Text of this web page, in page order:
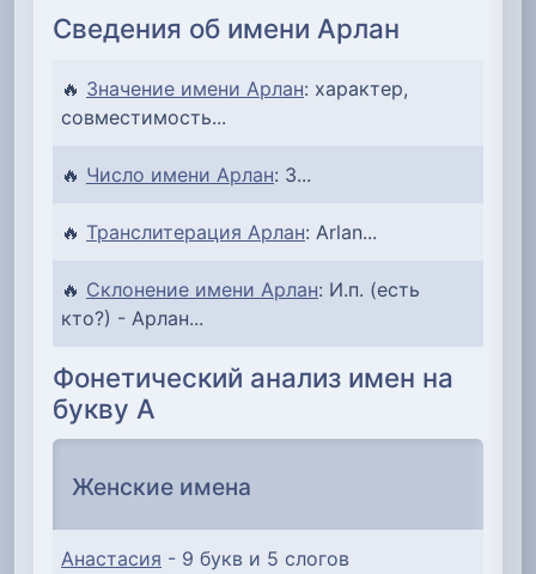
Сведения об имени Арлан
🔥 Значение имени Арлан: характер,
совместимость...
🔥 Число имени Арлан: 3...
🔥 Транслитерация Арлан: Arlan...
🔥 Склонение имени Арлан: И.п. (есть
кто?) - Арлан...
Фонетический анализ имен на
букву А
Женские имена
Анастасия - 9 букв и 5 слогов